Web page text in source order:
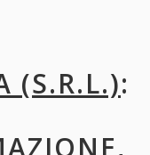
(S.R.L.):